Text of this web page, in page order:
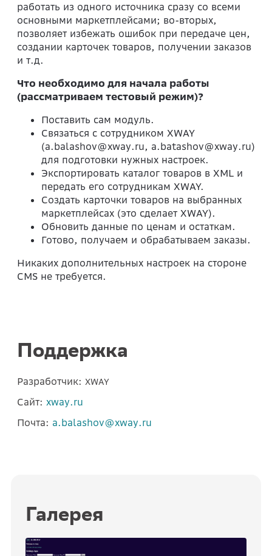
работать из одного источника сразу со всеми
основными маркетплейсами; во-вторых,
позволяет избежать ошибок при передаче цен,
создании карточек товаров, получении заказов
и т.д.
Что необходимо для начала работы
(рассматриваем тестовый режим)?
Поставить сам модуль.
Связаться с сотрудником XWAY
(a.balashov@xway.ru, a.batashov@xway.ru)
для подготовки нужных настроек.
Экспортировать каталог товаров в XML и
передать его сотрудникам XWAY.
Создать карточки товаров на выбранных
маркетплейсах (это сделает XWAY).
Обновить данные по ценам и остаткам.
Готово, получаем и обрабатываем заказы.
Никаких дополнительных настроек на стороне
CMS не требуется.
Поддержка
Разработчик: XWAY
Сайт: xway.ru
Почта: a.balashov@xway.ru
Галерея